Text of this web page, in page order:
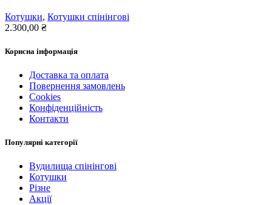
Котушки, Котушки спінінгові
2.300,00 ₴
Корисна інформація
Доставка та оплата
Повернення замовлень
Cookies
Конфіденційність
Контакти
Популярні категорії
Вудилища спінінгові
Котушки
Різне
Акції